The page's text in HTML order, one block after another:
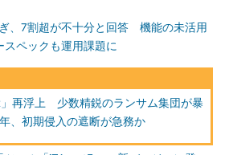
、7割超が不十分と回答 機能の未活用
スペックも運用課題に
」再浮上 少数精鋭のランサム集団が暴
、初期侵入の遮断が急務か